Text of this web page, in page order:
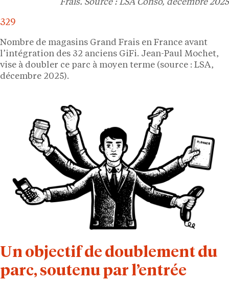
Frais. Source : LSA Conso, décembre 2025
329
Nombre de magasins Grand Frais en France avant
l’intégration des 32 anciens GiFi. Jean-Paul Mochet,
vise à doubler ce parc à moyen terme (source : LSA,
décembre 2025).
Un objectif de doublement du
parc, soutenu par l’entrée